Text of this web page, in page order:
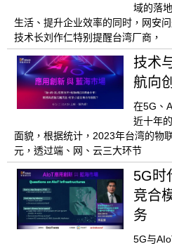
域的落
生活、提升企业效率的同时，网安
技术长刘作仁特别提醒台湾厂商，
技术
航向
在5G、
近十年
面貌，根据统计，2023年台湾的物
元，透过端、网、云三大环节
5G时
竞合
务
5G与